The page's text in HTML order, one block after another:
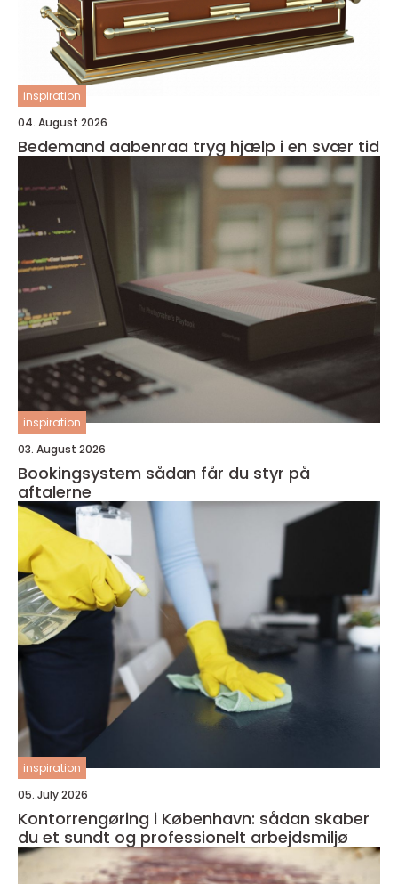
inspiration
04. August 2026
Bedemand aabenraa tryg hjælp i en svær tid
inspiration
03. August 2026
Bookingsystem sådan får du styr på
aftalerne
inspiration
05. July 2026
Kontorrengøring i København: sådan skaber
du et sundt og professionelt arbejdsmiljø